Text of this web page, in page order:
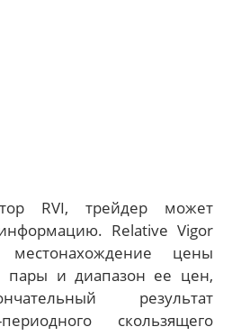
RVI, трейдер может
Relative Vigor
местонахождение цены
пары и диапазон ее цен,
результат
скользящего